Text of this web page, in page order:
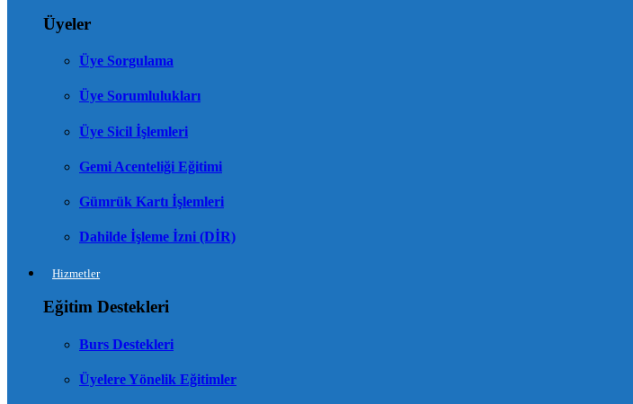
Üyeler
Üye Sorgulama
Üye Sorumlulukları
Üye Sicil İşlemleri
Gemi Acenteliği Eğitimi
Gümrük Kartı İşlemleri
Dahilde İşleme İzni (DİR)
Hizmetler
Eğitim Destekleri
Burs Destekleri
Üyelere Yönelik Eğitimler